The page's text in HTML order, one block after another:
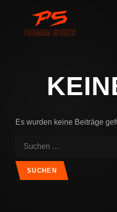
Es wurden keine Beiträge
Suchen